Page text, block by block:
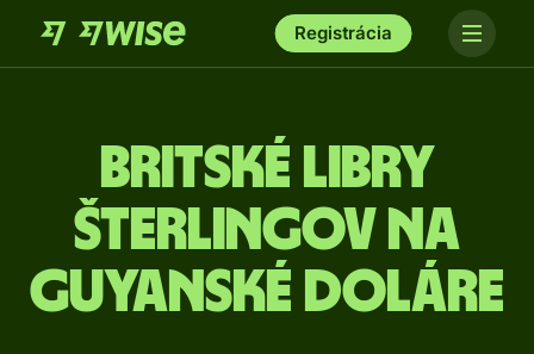
Registrácia
Britské libry
šterlingov na
guyanské doláre